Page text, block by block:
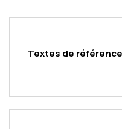
Textes de référence